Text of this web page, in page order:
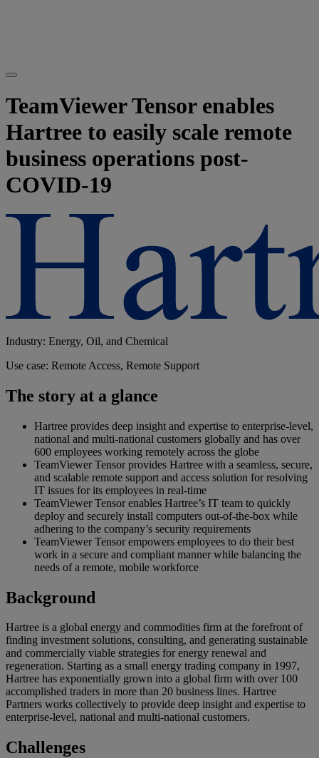
TeamViewer Tensor enables
Hartree to easily scale remote
business operations post-
COVID-19
Industry: Energy, Oil, and Chemical
Use case: Remote Access, Remote Support
The story at a glance
Hartree provides deep insight and expertise to enterprise-level,
national and multi-national customers globally and has over
600 employees working remotely across the globe
TeamViewer Tensor provides Hartree with a seamless, secure,
and scalable remote support and access solution for resolving
IT issues for its employees in real-time
TeamViewer Tensor enables Hartree’s IT team to quickly
deploy and securely install computers out-of-the-box while
adhering to the company’s security requirements
TeamViewer Tensor empowers employees to do their best
work in a secure and compliant manner while balancing the
needs of a remote, mobile workforce
Background
Hartree is a global energy and commodities firm at the forefront of
finding investment solutions, consulting, and generating sustainable
and commercially viable strategies for energy renewal and
regeneration. Starting as a small energy trading company in 1997,
Hartree has exponentially grown into a global firm with over 100
accomplished traders in more than 20 business lines. Hartree
Partners works collectively to provide deep insight and expertise to
enterprise-level, national and multi-national customers.
Challenges